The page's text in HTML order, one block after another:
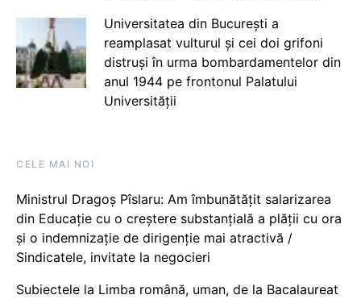
Universitatea din București a
reamplasat vulturul și cei doi grifoni
distruși în urma bombardamentelor din
anul 1944 pe frontonul Palatului
Universității
CELE MAI NOI
Ministrul Dragoș Pîslaru: Am îmbunătățit salarizarea
din Educație cu o creștere substanțială a plății cu ora
și o indemnizație de dirigenție mai atractivă /
Sindicatele, invitate la negocieri
Subiectele la Limba română, uman, de la Bacalaureat